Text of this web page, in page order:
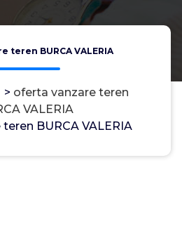
teren BURCA VALERIA
> oferta vanzare teren
VALERIA
BURCA VALERIA